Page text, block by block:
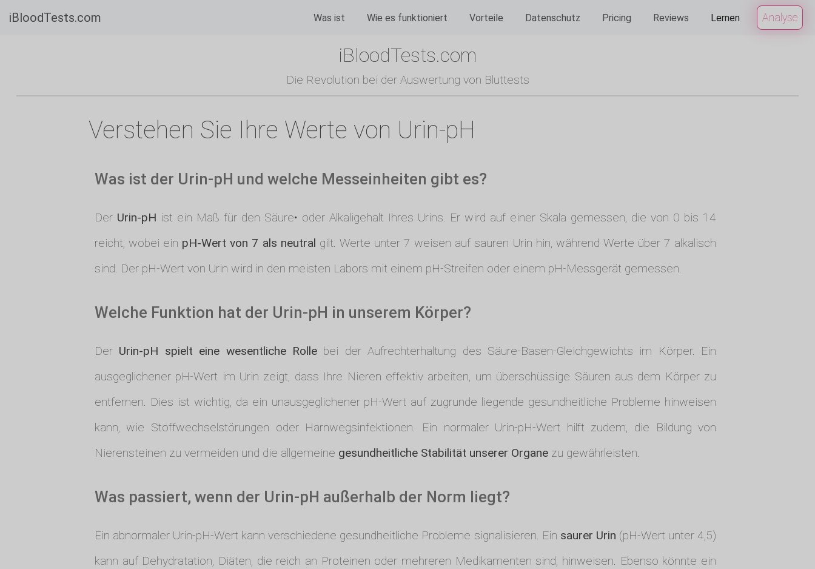
iBloodTests.com Was ist Wie es funktioniert Vorteile Datenschutz Pricing Reviews Lernen Analyse
iBloodTests.com
Die Revolution bei der Auswertung von Bluttests
Verstehen Sie Ihre Werte von Urin-pH
Was ist der Urin-pH und welche Messeinheiten gibt es?
Der Urin-pH ist ein Maß für den Säure• oder Alkaligehalt Ihres Urins. Er wird auf einer Skala gemessen, die von 0 bis 14
reicht, wobei ein pH-Wert von 7 als neutral gilt. Werte unter 7 weisen auf sauren Urin hin, während Werte über 7 alkalisch
sind. Der pH-Wert von Urin wird in den meisten Labors mit einem pH-Streifen oder einem pH-Messgerät gemessen.
Welche Funktion hat der Urin-pH in unserem Körper?
Der Urin-pH spielt eine wesentliche Rollebei der Aufrechterhaltung des Säure-Basen-Gleichgewichts im Körper. Ein
ausgeglichener pH-Wert im Urin zeigt, dass Ihre Nieren effektiv arbeiten, um überschüssige Säuren aus dem Körper zu
entfernen. Dies ist wichtig, da ein unausgeglichener pH-Wert auf zugrunde liegende gesundheitliche Probleme hinweisen
kann, wie Stoffwechselstörungen oder Harnwegsinfektionen. Ein normaler Urin-pH-Wert hilft zudem, die Bildung von
Nierensteinen zu vermeiden und die allgemeine gesundheitliche Stabilität unserer Organezu gewährleisten.
Was passiert, wenn der Urin-pH außerhalb der Norm liegt?
Ein abnormaler Urin-pH-Wert kann verschiedene gesundheitliche Probleme signalisieren. Ein saurer Urin (pH-Wert unter 4,5)
kann auf Dehydratation, Diäten, die reich an Proteinen oder mehreren Medikamenten sind, hinweisen. Ebenso könnte ein